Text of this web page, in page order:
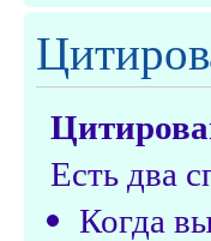
Есть два
Когда